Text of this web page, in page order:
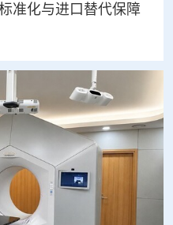
准化与进口替代保障